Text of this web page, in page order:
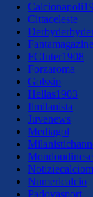
Cittaceleste
Fantamagazine
FCInter1908
Forzaroma
Golssip
Hellas1903
Ilmilanista
Juvenews
Mediagol
Mondoudinese
Numericalcio
Padovasport